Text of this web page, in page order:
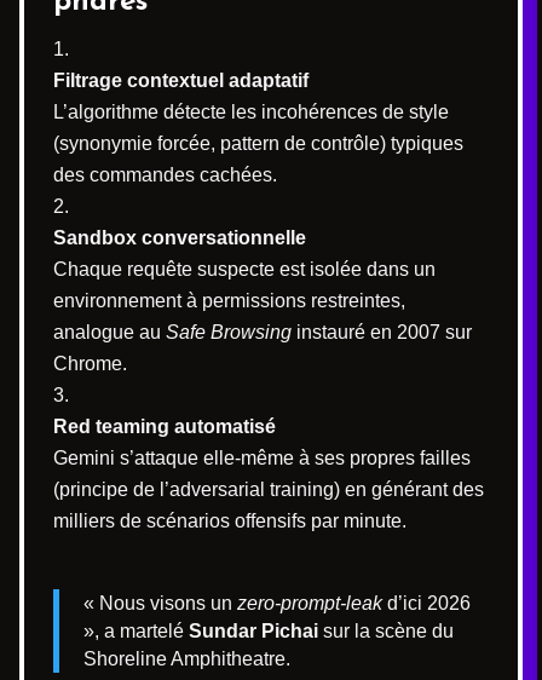
Filtrage contextuel adaptatif
L’algorithme détecte les incohérences de style
(synonymie forcée, pattern de contrôle) typiques
des commandes cachées.
Sandbox conversationnelle
Chaque requête suspecte est isolée dans un
environnement à permissions restreintes,
analogue au Safe Browsing instauré en 2007 sur
Chrome.
Red teaming automatisé
Gemini s’attaque elle-même à ses propres failles
(principe de l’adversarial training) en générant des
milliers de scénarios offensifs par minute.
« Nous visons un zero-prompt-leakd’ici 2026
», a martelé Sundar Pichai sur la scène du
Shoreline Amphitheatre.